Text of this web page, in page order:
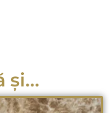
și...